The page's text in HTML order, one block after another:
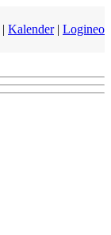
| Kalender| Logineo